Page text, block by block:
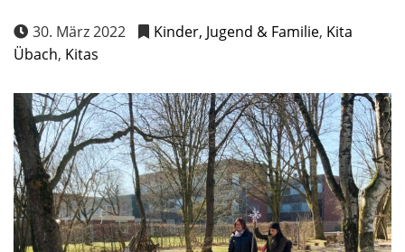
30. März 2022 Kinder, Jugend & Familie, Kita
Übach, Kitas